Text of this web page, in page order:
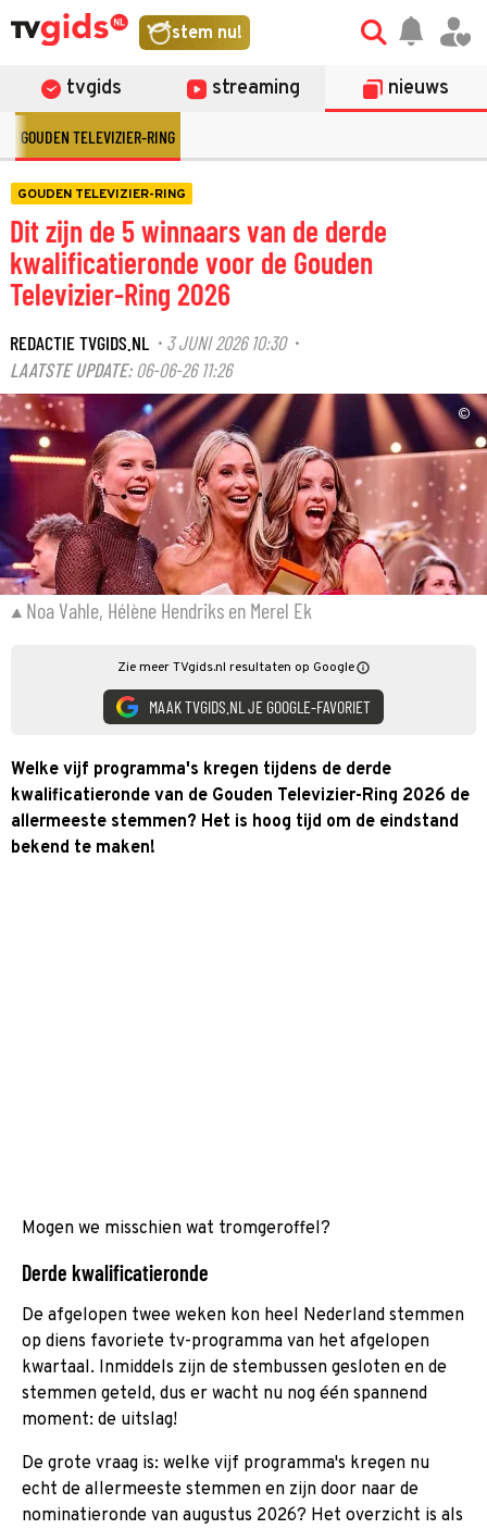
stem nu!
tvgids streaming nieuws
GOUDEN TELEVIZIER-RING
GOUDEN TELEVIZIER-RING
Dit zijn de 5 winnaars van de derde
kwalificatieronde voor de Gouden
Televizier-Ring 2026
REDACTIE TVGIDS.NL· 3 JUNI 2026 10:30·
LAATSTE UPDATE: 06-06-26 11:26
©
Noa Vahle, Hélène Hendriks en Merel Ek
Zie meer TVgids.nl resultaten op Google
MAAK TVGIDS.NL JE GOOGLE-FAVORIET
Welke vijf programma's kregen tijdens de derde
kwalificatieronde van de Gouden Televizier-Ring 2026 de
allermeeste stemmen? Het is hoog tijd om de eindstand
bekend te maken!
Mogen we misschien wat tromgeroffel?
Derde kwalificatieronde
De afgelopen twee weken kon heel Nederland stemmen
op diens favoriete tv-programma van het afgelopen
kwartaal. Inmiddels zijn de stembussen gesloten en de
stemmen geteld, dus er wacht nu nog één spannend
moment: de uitslag!
De grote vraag is: welke vijf programma's kregen nu
echt de allermeeste stemmen en zijn door naar de
nominatieronde van augustus 2026? Het overzicht is als